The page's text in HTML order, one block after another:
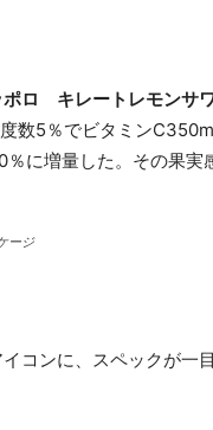
ポロ キレートレモンサ
数5％でビタミン
％に増量した。その果実
ージ
コンに、スペックが一